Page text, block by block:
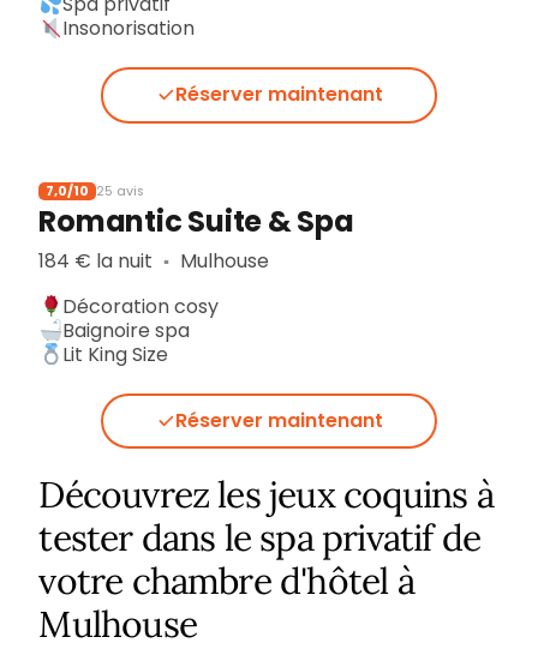
Insonorisation
Réserver maintenant
7,0/10 25 avis
Romantic Suite & Spa
184 € la nuit ▪︎ Mulhouse
Décoration cosy
Baignoire spa
Lit King Size
Réserver maintenant
Découvrez les jeux coquins à
tester dans le spa privatif de
votre chambre d'hôtel à
Mulhouse